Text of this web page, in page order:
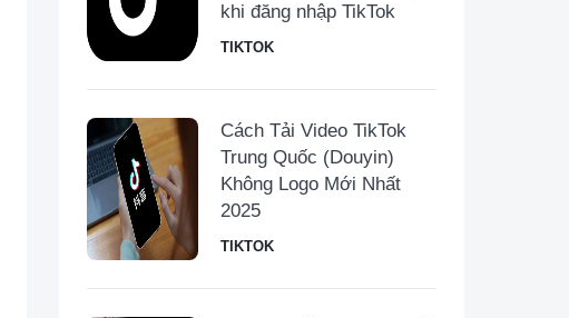
khi đăng nhập TikTok
TIKTOK
Cách Tải Video TikTok
Trung Quốc (Douyin)
Không Logo Mới Nhất
2025
TIKTOK